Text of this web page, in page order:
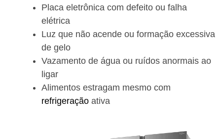
Placa eletrônica com defeito ou falha
elétrica
Luz que não acende ou formação excessiva
de gelo
Vazamento de água ou ruídos anormais ao
ligar
Alimentos estragam mesmo com
refrigeração ativa